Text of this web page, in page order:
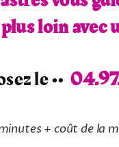
loin avec
le ••
+ coût de la